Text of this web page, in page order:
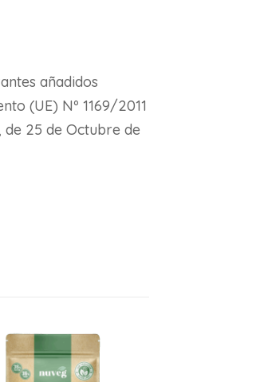
añadidos
(UE) Nº 1169/2011
25 de Octubre de